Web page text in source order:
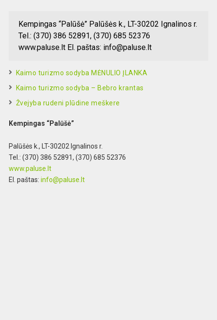
Kempingas “Palūšė” Palūšės k., LT-30202 Ignalinos r.
Tel.: (370) 386 52891, (370) 685 52376
www.paluse.lt El. paštas: info@paluse.lt
Kaimo turizmo sodyba MĖNULIO ĮLANKA
Kaimo turizmo sodyba – Bebro krantas
Žvejyba rudeni plūdine meškere
Kempingas “Palūšė”
Palūšės k., LT-30202 Ignalinos r.
Tel.: (370) 386 52891, (370) 685 52376
www.paluse.lt
El. paštas: info@paluse.lt